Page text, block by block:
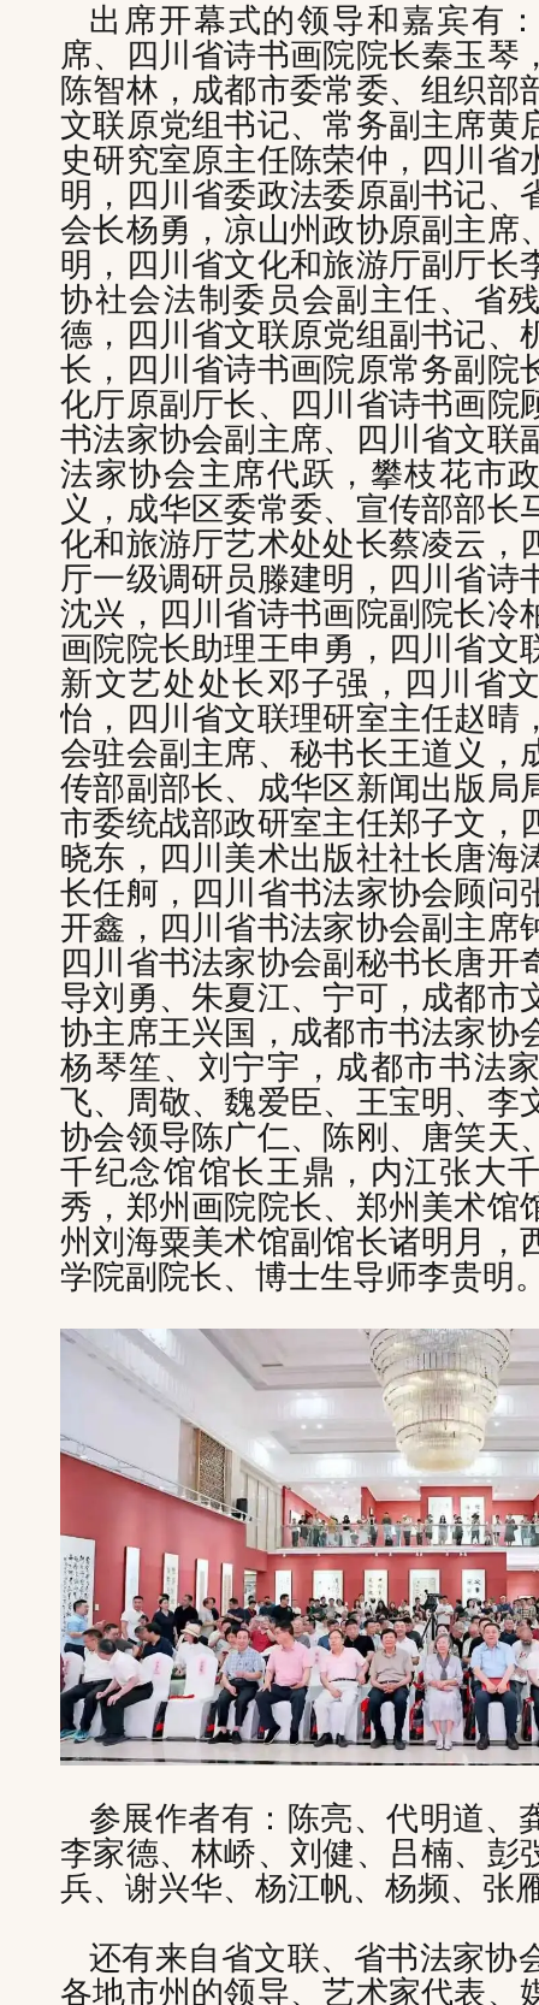
出席开幕式的领导和嘉宾有
席、四川省诗书画院院长秦玉琴
陈智林，成都市委常委、组织部
文联原党组书记、常务副主席黄
史研究室原主任陈荣仲，四川省
明，四川省委政法委原副书记、
会长杨勇，凉山州政协原副主席
明，四川省文化和旅游厅副厅长
协社会法制委员会副主任、省
德，四川省文联原党组副书记、
长，四川省诗书画院原常务副院
化厅原副厅长、四川省诗书画院
书法家协会副主席、四川省文联
法家协会主席代跃，攀枝花市
义，成华区委常委、宣传部部长
化和旅游厅艺术处处长蔡凌云，
厅一级调研员滕建明，四川省诗
沈兴，四川省诗书画院副院长冷
画院院长助理王申勇，四川省文
新文艺处处长邓子强，四川省
怡，四川省文联理研室主任赵晴
会驻会副主席、秘书长王道义，
传部副部长、成华区新闻出版局
市委统战部政研室主任郑子文，
晓东，四川美术出版社社长唐海
长任舸，四川省书法家协会顾问
开鑫，四川省书法家协会副主席
四川省书法家协会副秘书长唐开
导刘勇、朱夏江、宁可，成都市
协主席王兴国，成都市书法家协
杨琴笙、刘宁宇，成都市书法
飞、周敬、魏爱臣、王宝明、李
协会领导陈广仁、陈刚、唐笑天
千纪念馆馆长王鼎，内江张大
秀，郑州画院院长、郑州美术馆
州刘海粟美术馆副馆长诸明月，
学院副院长、博士生导师李贵明
参展作者有：陈亮、代明道、
李家德、林峤、刘健、吕楠、彭
兵、谢兴华、杨江帆、杨频、张
还有来自省文联、省书法家协
各地市州的领导、艺术家代表、